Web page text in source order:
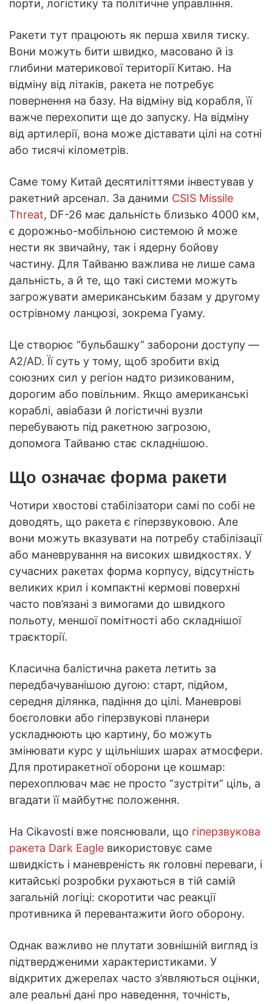
порти, логістику та політичне управління.
Ракети тут працюють як перша хвиля тиску.
Вони можуть бити швидко, масовано й із
глибини материкової території Китаю. На
відміну від літаків, ракета не потребує
повернення на базу. На відміну від корабля, її
важче перехопити ще до запуску. На відміну
від артилерії, вона може діставати цілі на сотні
або тисячі кілометрів.
Саме тому Китай десятиліттями інвестував у
ракетний арсенал. За даними CSIS Missile
Threat, DF-26 має дальність близько 4000 км,
є дорожньо-мобільною системою й може
нести як звичайну, так і ядерну бойову
частину. Для Тайваню важлива не лише сама
дальність, а й те, що такі системи можуть
загрожувати американським базам у другому
острівному ланцюзі, зокрема Гуаму.
Це створює “бульбашку” заборони доступу —
A2/AD. Її суть у тому, щоб зробити вхід
союзних сил у регіон надто ризикованим,
дорогим або повільним. Якщо американські
кораблі, авіабази й логістичні вузли
перебувають під ракетною загрозою,
допомога Тайваню стає складнішою.
Що означає форма ракети
Чотири хвостові стабілізатори самі по собі не
доводять, що ракета є гіперзвуковою. Але
вони можуть вказувати на потребу стабілізації
або маневрування на високих швидкостях. У
сучасних ракетах форма корпусу, відсутність
великих крил і компактні кермові поверхні
часто пов’язані з вимогами до швидкого
польоту, меншої помітності або складнішої
траєкторії.
Класична балістична ракета летить за
передбачуванішою дугою: старт, підйом,
середня ділянка, падіння до цілі. Маневрові
боєголовки або гіперзвукові планери
ускладнюють цю картину, бо можуть
змінювати курс у щільніших шарах атмосфери.
Для протиракетної оборони це кошмар:
перехоплювач має не просто “зустріти” ціль, а
вгадати її майбутнє положення.
На Cikavosti вже пояснювали, що гіперзвукова
ракета Dark Eagle використовує саме
швидкість і маневреність як головні переваги, і
китайські розробки рухаються в тій самій
загальній логіці: скоротити час реакції
противника й перевантажити його оборону.
Однак важливо не плутати зовнішній вигляд із
підтвердженими характеристиками. У
відкритих джерелах часто з’являються оцінки,
але реальні дані про наведення, точність,